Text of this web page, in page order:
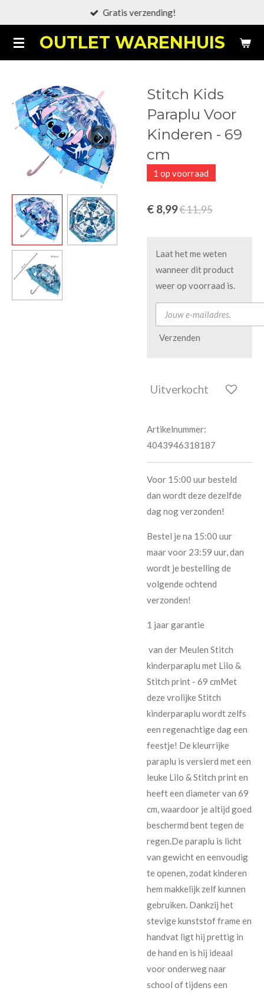
naar
de
OUTLET WARENHUIS
Gratis verzending!
Stitch Kids
Paraplu Voor
Kinderen - 69
cm
1 op voorraad
€ 8,99€ 11,95
Laat het me weten
wanneer dit product
weer op voorraad is.
Verzenden
Uitverkocht
Artikelnummer:
4043946318187
Voor 15:00 uur besteld
dan wordt deze dezelfde
dag nog verzonden!
Bestel je na 15:00 uur
maar voor 23:59 uur, dan
wordt je bestelling de
volgende ochtend
verzonden!
1 jaar garantie
van der Meulen Stitch
kinderparaplu met Lilo &
Stitch print - 69 cmMet
deze vrolijke Stitch
kinderparaplu wordt zelfs
een regenachtige dag een
feestje! De kleurrijke
paraplu is versierd met een
leuke Lilo & Stitch print en
heeft een diameter van 69
cm, waardoor je altijd goed
beschermd bent tegen de
regen.De paraplu is licht
van gewicht en eenvoudig
te openen, zodat kinderen
hem makkelijk zelf kunnen
gebruiken. Dankzij het
stevige kunststof frame en
handvat ligt hij prettig in
de hand en is hij ideaal
voor onderweg naar
school of tijdens een